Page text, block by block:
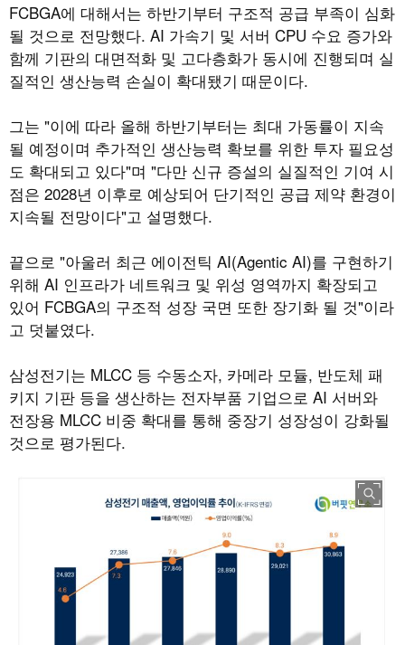
FCBGA에 대해서는 하반기부터 구조적 공급 부족이 심화
될 것으로 전망했다. AI 가속기 및 서버 CPU 수요 증가와
함께 기판의 대면적화 및 고다층화가 동시에 진행되며 실
질적인 생산능력 손실이 확대됐기 때문이다.
그는 "이에 따라 올해 하반기부터는 최대 가동률이 지속
될 예정이며 추가적인 생산능력 확보를 위한 투자 필요성
도 확대되고 있다"며 "다만 신규 증설의 실질적인 기여 시
점은 2028년 이후로 예상되어 단기적인 공급 제약 환경이
지속될 전망이다"고 설명했다.
끝으로 "아울러 최근 에이전틱 AI(Agentic AI)를 구현하기
위해 AI 인프라가 네트워크 및 위성 영역까지 확장되고
있어 FCBGA의 구조적 성장 국면 또한 장기화 될 것"이라
고 덧붙였다.
삼성전기는 MLCC 등 수동소자, 카메라 모듈, 반도체 패
키지 기판 등을 생산하는 전자부품 기업으로 AI 서버와
전장용 MLCC 비중 확대를 통해 중장기 성장성이 강화될
것으로 평가된다.